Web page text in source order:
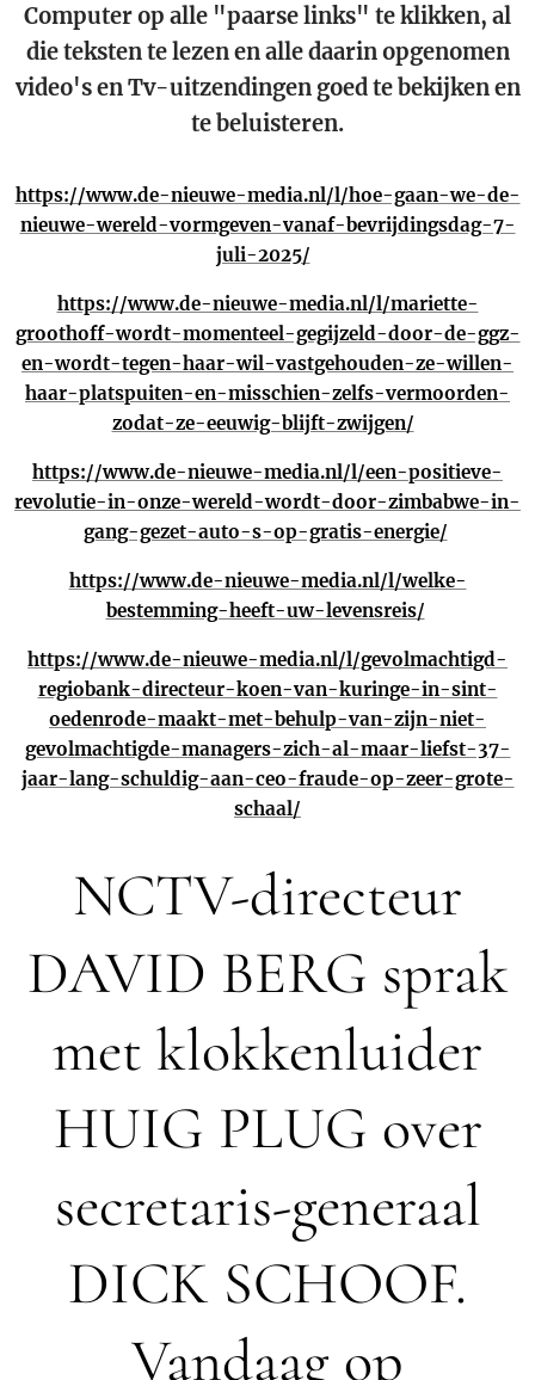
Computer op alle "paarse links" te klikken, al
die teksten te lezen en alle daarin opgenomen
video's en Tv-uitzendingen goed te bekijken en
te beluisteren.
https://www.de-nieuwe-media.nl/l/hoe-gaan-we-de-
nieuwe-wereld-vormgeven-vanaf-bevrijdingsdag-7-
juli-2025/
https://www.de-nieuwe-media.nl/l/mariette-
groothoff-wordt-momenteel-gegijzeld-door-de-ggz-
en-wordt-tegen-haar-wil-vastgehouden-ze-willen-
haar-platspuiten-en-misschien-zelfs-vermoorden-
zodat-ze-eeuwig-blijft-zwijgen/
https://www.de-nieuwe-media.nl/l/een-positieve-
revolutie-in-onze-wereld-wordt-door-zimbabwe-in-
gang-gezet-auto-s-op-gratis-energie/
https://www.de-nieuwe-media.nl/l/welke-
bestemming-heeft-uw-levensreis/
https://www.de-nieuwe-media.nl/l/gevolmachtigd-
regiobank-directeur-koen-van-kuringe-in-sint-
oedenrode-maakt-met-behulp-van-zijn-niet-
gevolmachtigde-managers-zich-al-maar-liefst-37-
jaar-lang-schuldig-aan-ceo-fraude-op-zeer-grote-
schaal/
NCTV-directeur
DAVID BERG sprak
met klokkenluider
HUIG PLUG over
secretaris-generaal
DICK SCHOOF.
Vandaag op